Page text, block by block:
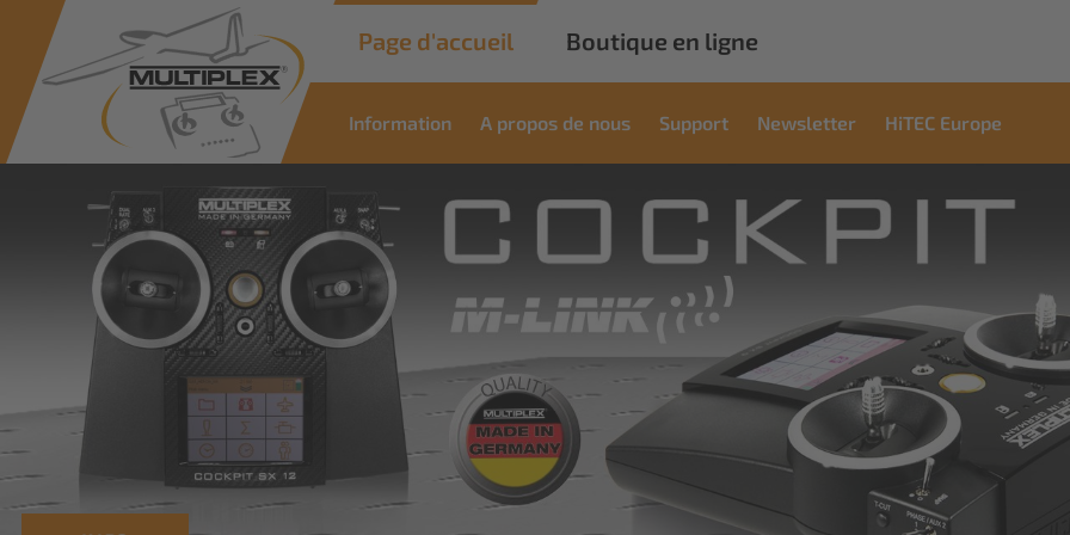
Page d'accueil Boutique en ligne
Information A propos de nous Support Newsletter HiTEC Europe
Commercial
Solutions
Des solutions innovantes pour les
applications industrielles